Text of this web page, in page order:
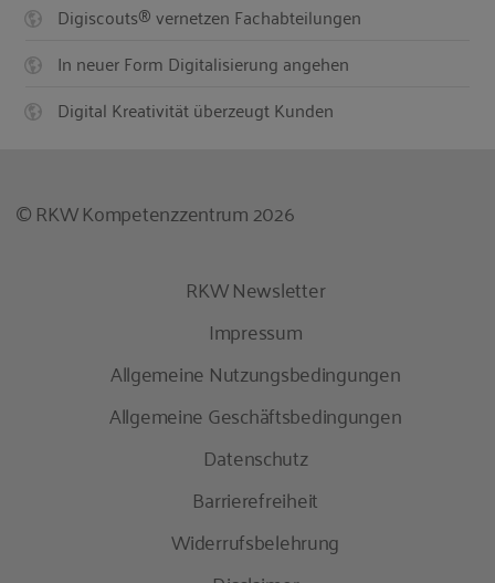
Digiscouts® vernetzen Fachabteilungen
In neuer Form Digitalisierung angehen
Digital Kreativität überzeugt Kunden
© RKW Kompetenzzentrum 2026
RKW Newsletter
Impressum
Allgemeine Nutzungsbedingungen
Allgemeine Geschäftsbedingungen
Datenschutz
Barrierefreiheit
Widerrufsbelehrung